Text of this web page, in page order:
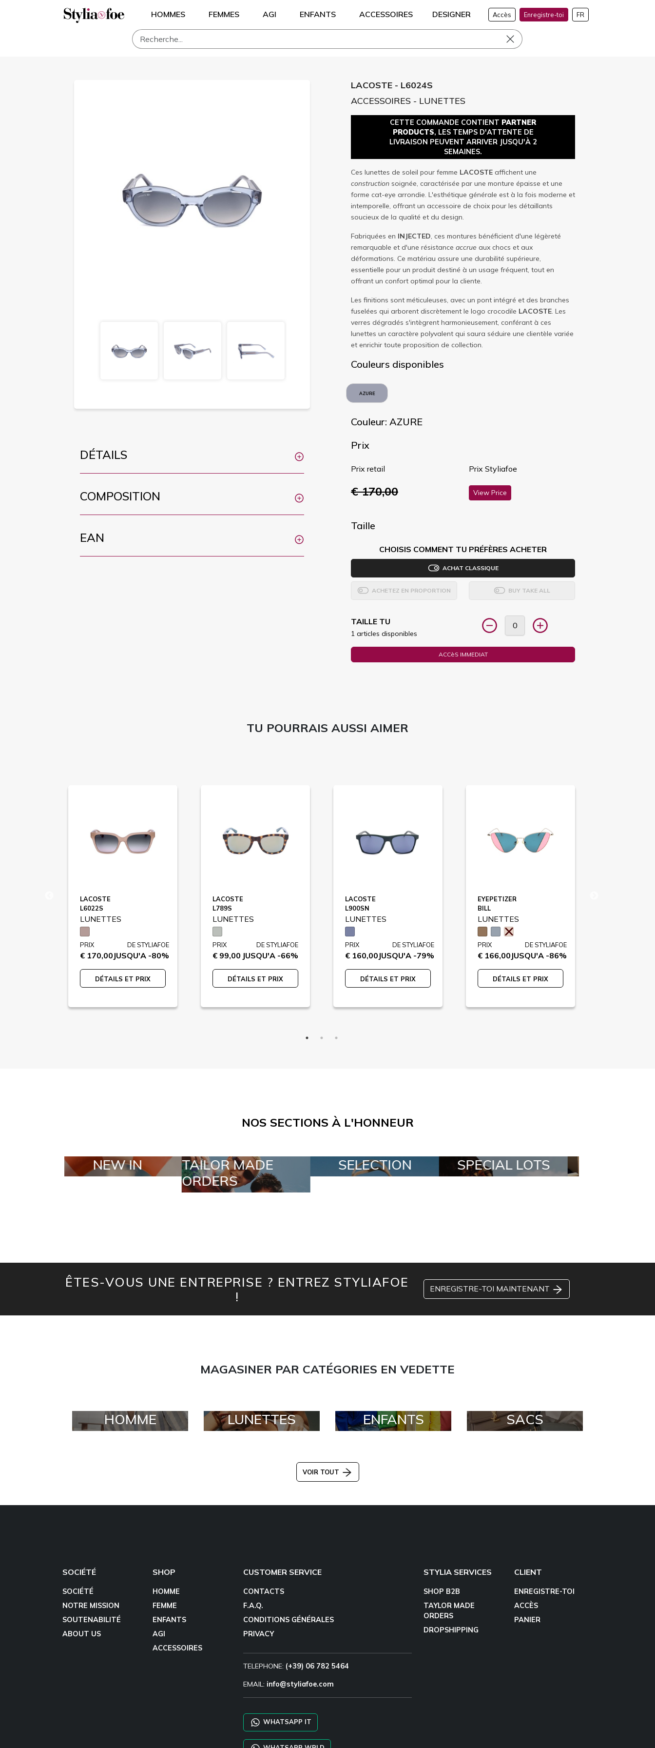
HOMMES FEMMES AGI ENFANTS ACCESSOIRES DESIGNER Accès Enregistre-toi FR
DÉTAILS
COMPOSITION
EAN
LACOSTE - L6024S
ACCESSOIRES - LUNETTES
CETTE COMMANDE CONTIENT PARTNER
PRODUCTS, LES TEMPS D'ATTENTE DE
LIVRAISON PEUVENT ARRIVER JUSQU'À 2
SEMAINES.
Ces lunettes de soleil pour femme LACOSTE affichent une
construction soignée, caractérisée par une monture épaisse et une
forme cat-eye arrondie. L'esthétique générale est à la fois moderne et
intemporelle, offrant un accessoire de choix pour les détaillants
soucieux de la qualité et du design.
Fabriquées en INJECTED, ces montures bénéficient d'une légèreté
remarquable et d'une résistance accrue aux chocs et aux
déformations. Ce matériau assure une durabilité supérieure,
essentielle pour un produit destiné à un usage fréquent, tout en
offrant un confort optimal pour la cliente.
Les finitions sont méticuleuses, avec un pont intégré et des branches
fuselées qui arborent discrètement le logo crocodile LACOSTE. Les
verres dégradés s'intègrent harmonieusement, conférant à ces
lunettes un caractère polyvalent qui saura séduire une clientèle variée
et enrichir toute proposition de collection.
Couleurs disponibles
AZURE
Couleur: AZURE
Prix
Prix retail
€ 170,00
Prix Styliafoe
View Price
Taille
CHOISIS COMMENT TU PRÉFÈRES ACHETER
ACHAT CLASSIQUE
ACHETEZ EN PROPORTION BUY TAKE ALL
TAILLE TU
1 articles disponibles
ACCèS IMMEDIAT
TU POURRAIS AUSSI AIMER
LACOSTE
L6022S
LUNETTES
PRIX
€ 170,00
DE STYLIAFOE
JUSQU'A -80%
DÉTAILS ET PRIX
LACOSTE
L789S
LUNETTES
PRIX
€ 99,00
DE STYLIAFOE
JUSQU'A -66%
DÉTAILS ET PRIX
LACOSTE
L900SN
LUNETTES
PRIX
€ 160,00
DE STYLIAFOE
JUSQU'A -79%
DÉTAILS ET PRIX
EYEPETIZER
BILL
LUNETTES
PRIX
€ 166,00
DE STYLIAFOE
JUSQU'A -86%
DÉTAILS ET PRIX
NOS SECTIONS À L'HONNEUR
TAILOR MADE
ORDERS
SELECTION SPECIAL LOTS ALL IN A BOX STYLIA
ÊTES-VOUS UNE ENTREPRISE ? ENTREZ STYLIAFOE
!
ENREGISTRE-TOI MAINTENANT
MAGASINER PAR CATÉGORIES EN VEDETTE
HOMME LUNETTES ENFANTS SACS
VOIR TOUT
SOCIÉTÉ
SOCIÉTÉ
NOTRE MISSION
SOUTENABILITÉ
ABOUT US
SHOP
HOMME
FEMME
ENFANTS
AGI
ACCESSOIRES
CUSTOMER SERVICE
CONTACTS
F.A.Q.
CONDITIONS GÉNÉRALES
PRIVACY
TELEPHONE: (+39) 06 782 5464
EMAIL: info@styliafoe.com
WHATSAPP IT
STYLIA SERVICES
SHOP B2B
TAYLOR MADE
ORDERS
DROPSHIPPING
CLIENT
ENREGISTRE-TOI
ACCÈS
PANIER